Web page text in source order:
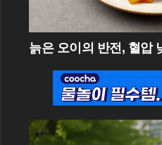
늙은 오이의 반전, 혈압